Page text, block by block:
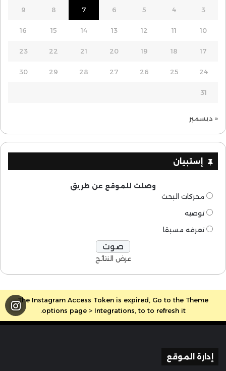
3
4
5
6
7
8
9
10
11
12
13
14
15
16
17
18
19
20
21
22
23
24
25
26
27
28
29
30
31
« ديسمبر
إستبيان
وصلت للموقع عن طريق
محركات البحث
توصيه
تعرفه مسبقا
عرض النتائج
The Instagram Access Token is expired, Go to the Theme
options page > Integrations, to to refresh it.
إدارة الموقع